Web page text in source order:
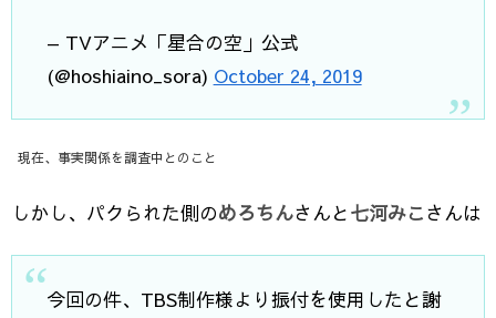
— TVアニメ「星合の空」公式
(@hoshiaino_sora) October 24, 2019
現在、事実関係を調査中とのこと
しかし、パクられた側のめろちんさんと七河みこさんは
今回の件、TBS制作様より振付を使用したと謝